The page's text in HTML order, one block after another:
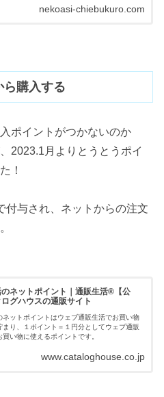
nekoasi-chiebukuro.com
ら購入する
ポイントがつかないのか
2023.1月よりとうとうポイ
！
付与され、ネットからの注文
ネットポイント｜通販生活®【公
グハウスの通販サイト
ネットポイントはウェブ通販生活でお買い物
まり、１ポイント＝１円分としてウェブ通販
買い物に使えるポイントです。
www.cataloghouse.co.jp